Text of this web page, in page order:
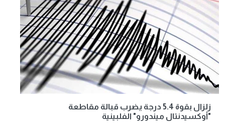
زلزال بقوة 5.4 درجة يضرب قبالة مقاطعة
"أوكسيدنتال ميندورو" الفلبينية